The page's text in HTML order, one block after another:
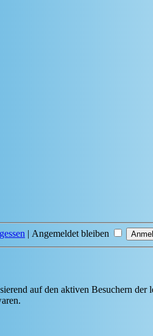
| Angemeldet bleiben
auf den aktiven Besuchern der